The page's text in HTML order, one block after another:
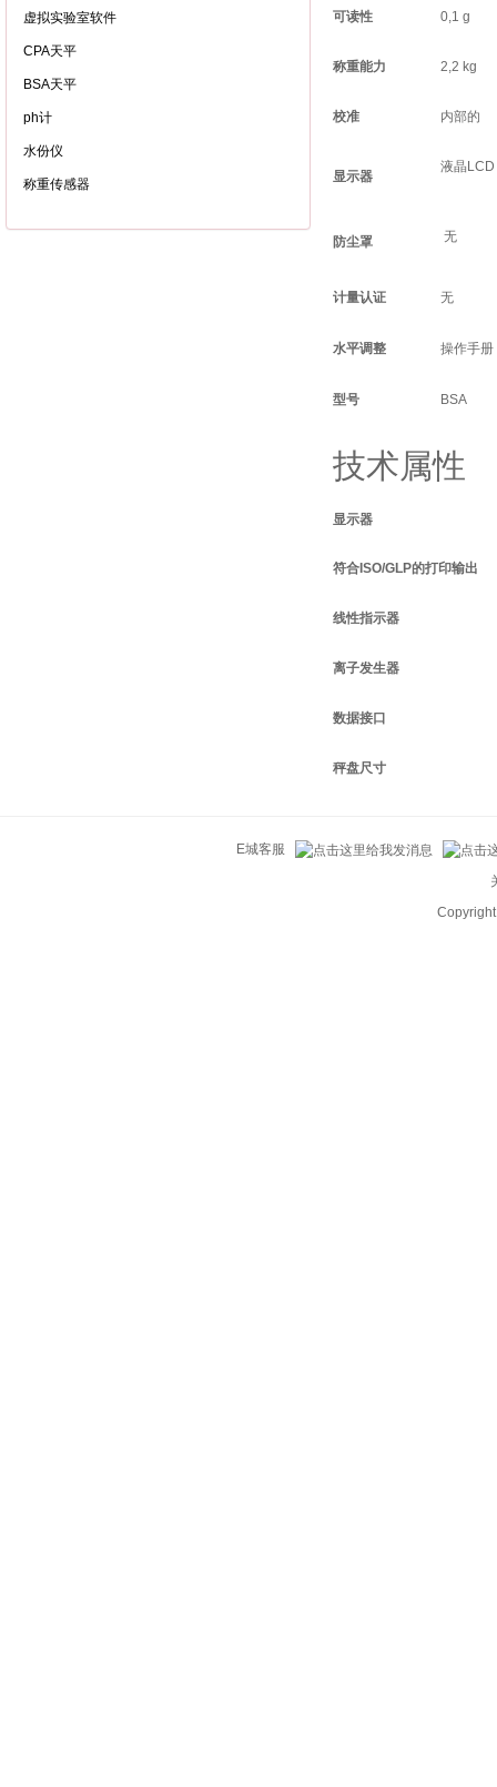
虚拟实验室软件
CPA天平
BSA天平
ph计
水份仪
称重传感器
可读性 0,1 g
称重能力 2,2 kg
校准 内部的
显示器
液晶LCD
防尘罩 无
计量认证 无
水平调整 操作手册
型号 BSA
技术属性
显示器
符合ISO/GLP的打印输出
线性指示器
离子发生器
数据接口
秤盘尺寸
E城客服